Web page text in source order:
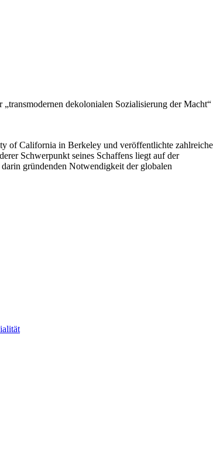
dekolonialen Sozialisierung der Macht“
of California in Berkeley und veröffentlichte zahlreiche
Schwerpunkt seines Schaffens liegt auf der
gründenden Notwendigkeit der globalen